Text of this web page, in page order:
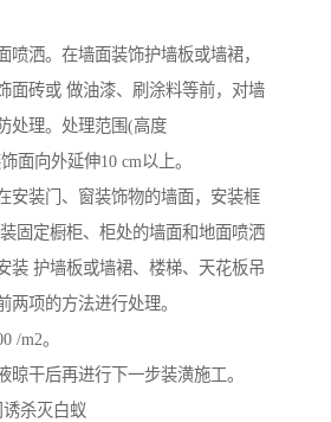
喷洒。在墙面装饰护墙板或墙裙，
面砖或 做油漆、刷涂料等前，对墙
处理。处理范围(高度
面向外延伸10 cm以上。
安装门、窗装饰物的墙面，安装框
固定橱柜、柜处的墙面和地面喷洒
装 护墙板或墙裙、楼梯、天花板吊
两项的方法进行处理。
/m2。
晾干后再进行下一步装潢施工。
杀灭白蚁